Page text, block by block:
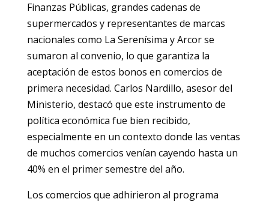
Finanzas Públicas, grandes cadenas de
supermercados y representantes de marcas
nacionales como La Serenísima y Arcor se
sumaron al convenio, lo que garantiza la
aceptación de estos bonos en comercios de
primera necesidad. Carlos Nardillo, asesor del
Ministerio, destacó que este instrumento de
política económica fue bien recibido,
especialmente en un contexto donde las ventas
de muchos comercios venían cayendo hasta un
40% en el primer semestre del año.
Los comercios que adhirieron al programa